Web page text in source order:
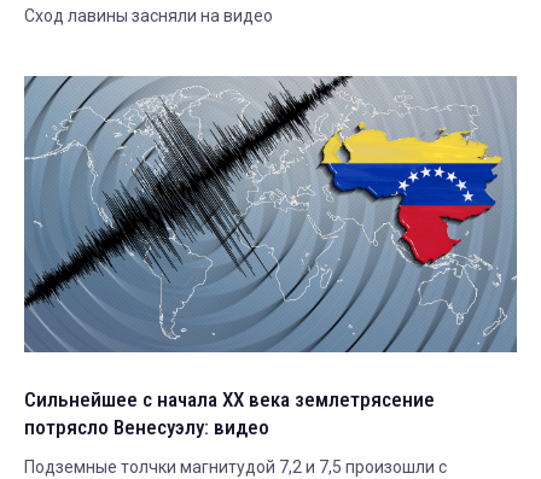
Сход лавины засняли на видео
Сильнейшее с начала XX века землетрясение
потрясло Венесуэлу: видео
Подземные толчки магнитудой 7,2 и 7,5 произошли с